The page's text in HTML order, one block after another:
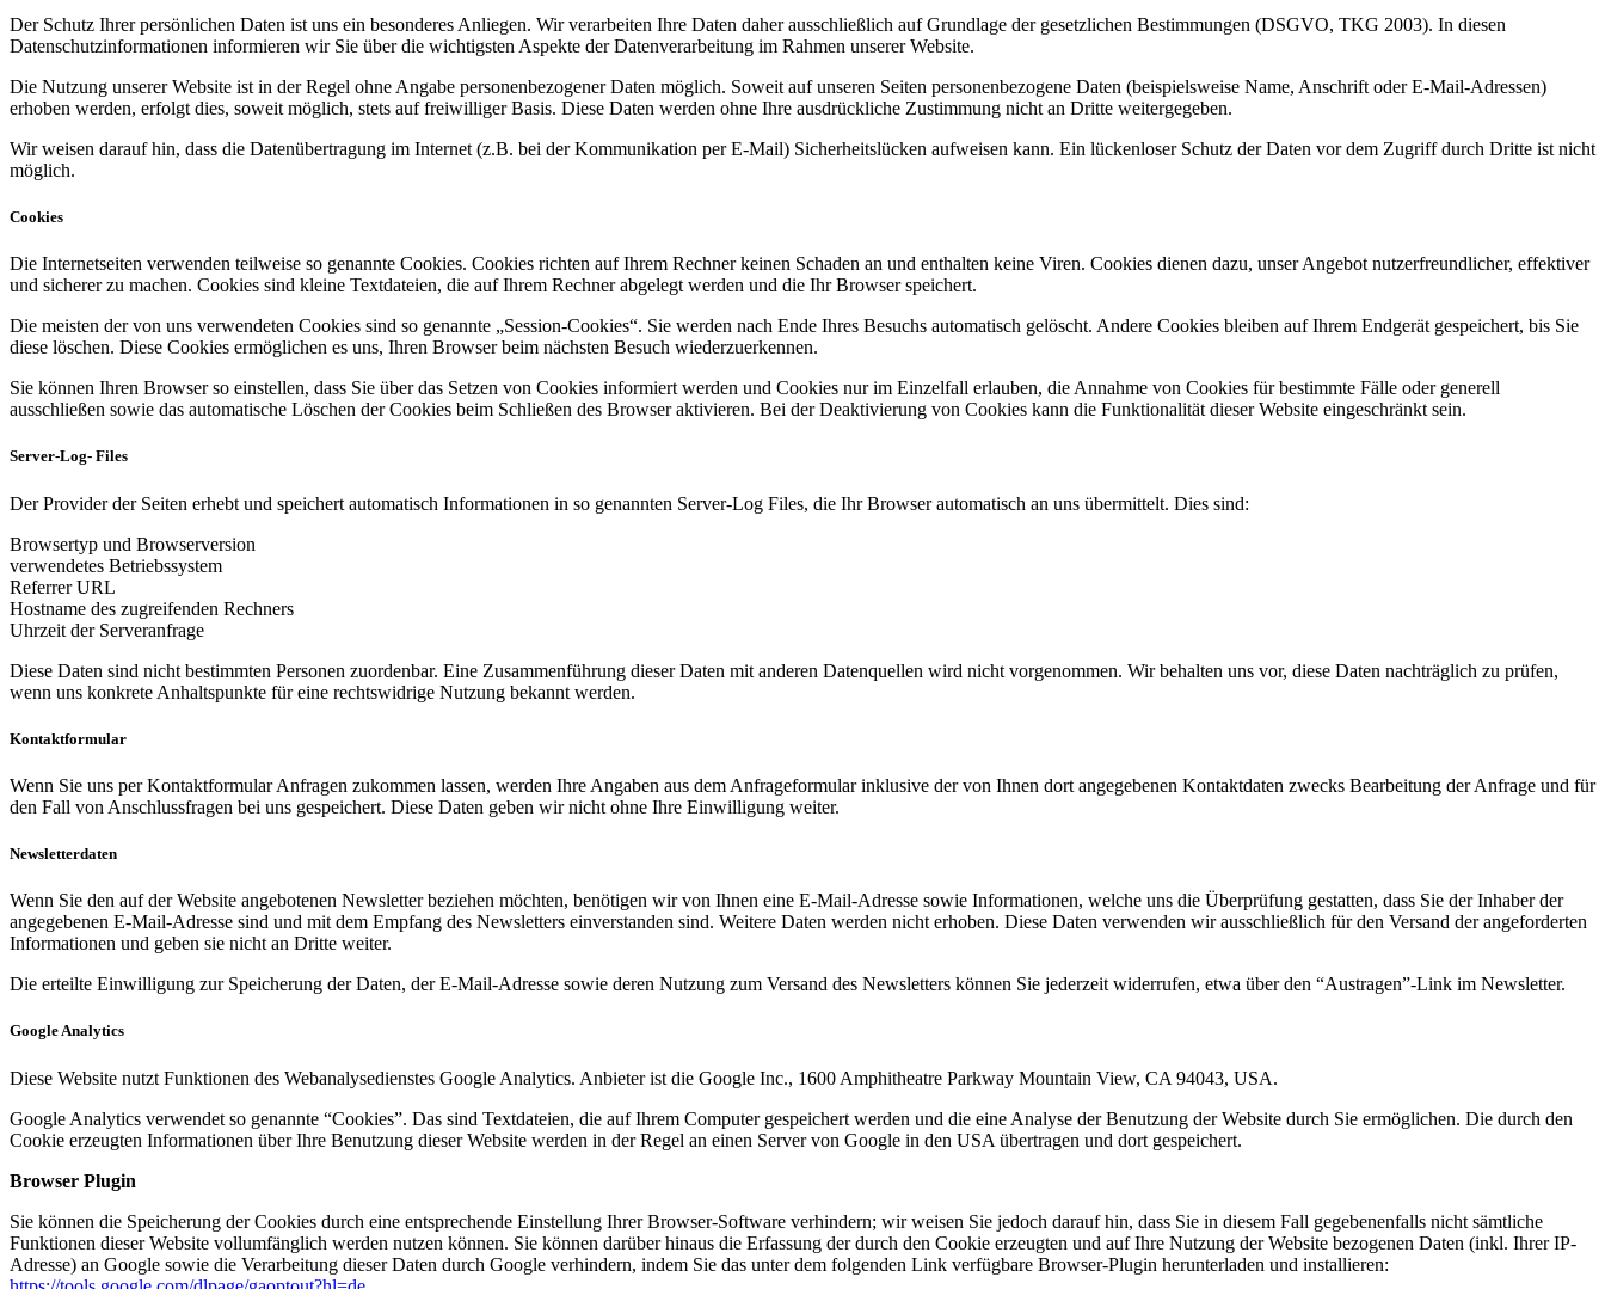
Der Schutz Ihrer persönlichen Daten ist uns ein besonderes Anliegen. Wir verarbeiten Ihre Daten daher ausschließlich auf Grundlage der gesetzlichen Bestimmungen (DSGVO, TKG 2003). In diesen
Datenschutzinformationen informieren wir Sie über die wichtigsten Aspekte der Datenverarbeitung im Rahmen unserer Website.
Die Nutzung unserer Website ist in der Regel ohne Angabe personenbezogener Daten möglich. Soweit auf unseren Seiten personenbezogene Daten (beispielsweise Name, Anschrift oder E-Mail-Adressen)
erhoben werden, erfolgt dies, soweit möglich, stets auf freiwilliger Basis. Diese Daten werden ohne Ihre ausdrückliche Zustimmung nicht an Dritte weitergegeben.
Wir weisen darauf hin, dass die Datenübertragung im Internet (z.B. bei der Kommunikation per E-Mail) Sicherheitslücken aufweisen kann. Ein lückenloser Schutz der Daten vor dem Zugriff durch Dritte ist nicht
möglich.
Cookies
Die Internetseiten verwenden teilweise so genannte Cookies. Cookies richten auf Ihrem Rechner keinen Schaden an und enthalten keine Viren. Cookies dienen dazu, unser Angebot nutzerfreundlicher, effektiver
und sicherer zu machen. Cookies sind kleine Textdateien, die auf Ihrem Rechner abgelegt werden und die Ihr Browser speichert.
Die meisten der von uns verwendeten Cookies sind so genannte „Session-Cookies“. Sie werden nach Ende Ihres Besuchs automatisch gelöscht. Andere Cookies bleiben auf Ihrem Endgerät gespeichert, bis Sie
diese löschen. Diese Cookies ermöglichen es uns, Ihren Browser beim nächsten Besuch wiederzuerkennen.
Sie können Ihren Browser so einstellen, dass Sie über das Setzen von Cookies informiert werden und Cookies nur im Einzelfall erlauben, die Annahme von Cookies für bestimmte Fälle oder generell
ausschließen sowie das automatische Löschen der Cookies beim Schließen des Browser aktivieren. Bei der Deaktivierung von Cookies kann die Funktionalität dieser Website eingeschränkt sein.
Server-Log- Files
Der Provider der Seiten erhebt und speichert automatisch Informationen in so genannten Server-Log Files, die Ihr Browser automatisch an uns übermittelt. Dies sind:
Browsertyp und Browserversion
verwendetes Betriebssystem
Referrer URL
Hostname des zugreifenden Rechners
Uhrzeit der Serveranfrage
Diese Daten sind nicht bestimmten Personen zuordenbar. Eine Zusammenführung dieser Daten mit anderen Datenquellen wird nicht vorgenommen. Wir behalten uns vor, diese Daten nachträglich zu prüfen,
wenn uns konkrete Anhaltspunkte für eine rechtswidrige Nutzung bekannt werden.
Kontaktformular
Wenn Sie uns per Kontaktformular Anfragen zukommen lassen, werden Ihre Angaben aus dem Anfrageformular inklusive der von Ihnen dort angegebenen Kontaktdaten zwecks Bearbeitung der Anfrage und für
den Fall von Anschlussfragen bei uns gespeichert. Diese Daten geben wir nicht ohne Ihre Einwilligung weiter.
Newsletterdaten
Wenn Sie den auf der Website angebotenen Newsletter beziehen möchten, benötigen wir von Ihnen eine E-Mail-Adresse sowie Informationen, welche uns die Überprüfung gestatten, dass Sie der Inhaber der
angegebenen E-Mail-Adresse sind und mit dem Empfang des Newsletters einverstanden sind. Weitere Daten werden nicht erhoben. Diese Daten verwenden wir ausschließlich für den Versand der angeforderten
Informationen und geben sie nicht an Dritte weiter.
Die erteilte Einwilligung zur Speicherung der Daten, der E-Mail-Adresse sowie deren Nutzung zum Versand des Newsletters können Sie jederzeit widerrufen, etwa über den “Austragen”-Link im Newsletter.
Google Analytics
Diese Website nutzt Funktionen des Webanalysedienstes Google Analytics. Anbieter ist die Google Inc., 1600 Amphitheatre Parkway Mountain View, CA 94043, USA.
Google Analytics verwendet so genannte “Cookies”. Das sind Textdateien, die auf Ihrem Computer gespeichert werden und die eine Analyse der Benutzung der Website durch Sie ermöglichen. Die durch den
Cookie erzeugten Informationen über Ihre Benutzung dieser Website werden in der Regel an einen Server von Google in den USA übertragen und dort gespeichert.
Browser Plugin
Sie können die Speicherung der Cookies durch eine entsprechende Einstellung Ihrer Browser-Software verhindern; wir weisen Sie jedoch darauf hin, dass Sie in diesem Fall gegebenenfalls nicht sämtliche
Funktionen dieser Website vollumfänglich werden nutzen können. Sie können darüber hinaus die Erfassung der durch den Cookie erzeugten und auf Ihre Nutzung der Website bezogenen Daten (inkl. Ihrer IP-
Adresse) an Google sowie die Verarbeitung dieser Daten durch Google verhindern, indem Sie das unter dem folgenden Link verfügbare Browser-Plugin herunterladen und installieren: